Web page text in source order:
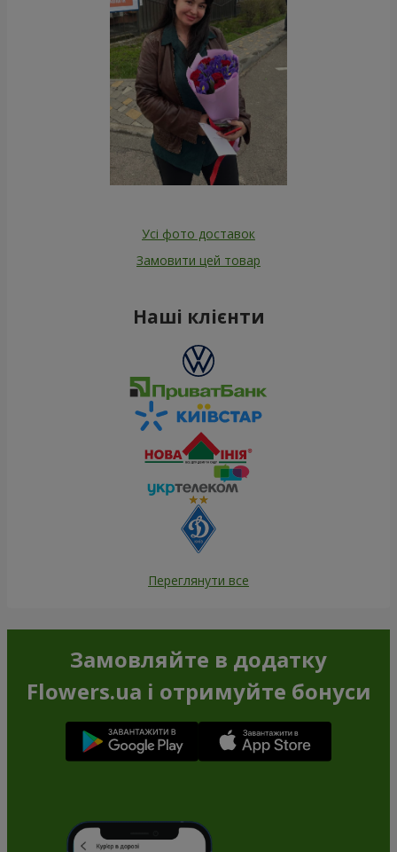
Усі фото доставок
Замовити цей товар
Наші клієнти
Переглянути все
Замовляйте в додатку
Flowers.ua і отримуйте бонуси